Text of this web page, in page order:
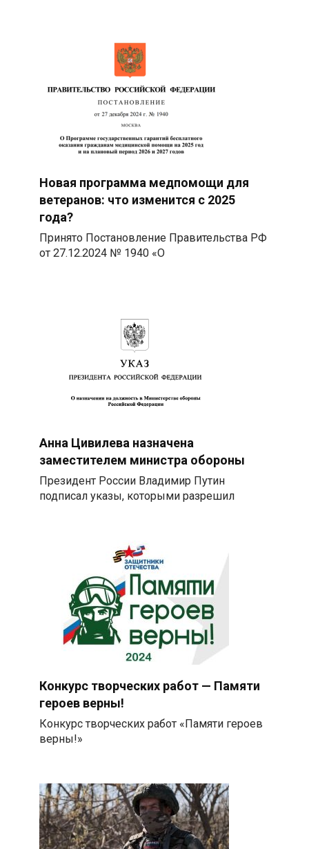
Новая программа медпомощи для
ветеранов: что изменится с 2025
года?
Принято Постановление Правительства РФ
от 27.12.2024 № 1940 «О
Анна Цивилева назначена
заместителем министра обороны
Президент России Владимир Путин
подписал указы, которыми разрешил
Конкурс творческих работ — Памяти
героев верны!
Конкурс творческих работ «Памяти героев
верны!»